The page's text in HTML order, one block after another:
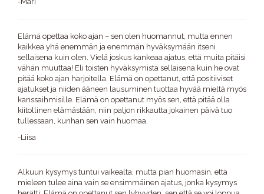
Elämä opettaa koko ajan – sen olen huomannut, mutta ennen
kaikkea yhä enemmän ja enemmän hyväksymään itseni
sellaisena kuin olen. Vielä joskus kankeaa ajatus, että muita pitäisi
vähän muuttaa! Eli toisten hyväksymistä sellaisena kuin he ovat
pitää koko ajan harjoitella. Elämä on opettanut, että positiiviset
ajatukset ja niiden ääneen lausuminen tuottaa hyvää mieltä myös
kanssaihmisille. Elämä on opettanut myös sen, että pitää olla
kiitollinen elämästään, niin paljon rikkautta jokainen päivä tuo
tullessaan, kunhan sen vain huomaa.
-Liisa
Alkuun kysymys tuntui vaikealta, mutta pian huomasin, että
mieleen tulee aina vain se ensimmäinen ajatus, jonka kysymys